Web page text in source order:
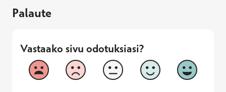
Palaute
Vastaako sivu odotuksiasi?
Vastaako sivu odotuksiasi?
1
Vastaa huonosti
2 3 4
5
Vastaa